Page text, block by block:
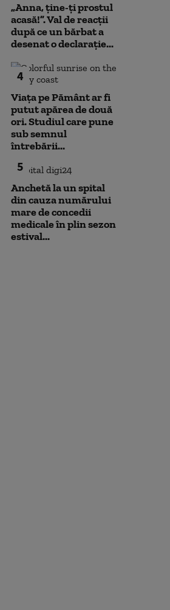
„Anna, ţine-ţi prostul
acasă!”. Val de reacții
după ce un bărbat a
desenat o declarație...
4
Viața pe Pământ ar fi
putut apărea de două
ori. Studiul care pune
sub semnul
întrebării...
5
Anchetă la un spital
din cauza numărului
mare de concedii
medicale în plin sezon
estival...